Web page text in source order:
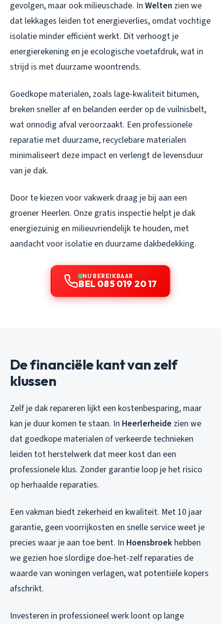
gevolgen, maar ook milieuschade. In Welten zien we
dat lekkages leiden tot energieverlies, omdat vochtige
isolatie minder efficiënt werkt. Dit verhoogt je
energierekening en je ecologische voetafdruk, wat in
strijd is met duurzame woontrends.
Goedkope materialen, zoals lage-kwaliteit bitumen,
breken sneller af en belanden eerder op de vuilnisbelt,
wat onnodig afval veroorzaakt. Een professionele
reparatie met duurzame, recyclebare materialen
minimaliseert deze impact en verlengt de levensduur
van je dak.
Door te kiezen voor vakwerk draag je bij aan een
groener Heerlen. Onze gratis inspectie helpt je dak
energiezuinig en milieuvriendelijk te houden, met
aandacht voor isolatie en duurzame dakbedekking.
NU BEREIKBAAR
BEL 085 019 20 17
De financiële kant van zelf
klussen
Zelf je dak repareren lijkt een kostenbesparing, maar
kan je duur komen te staan. In Heerlerheide zien we
dat goedkope materialen of verkeerde technieken
leiden tot herstelwerk dat meer kost dan een
professionele klus. Zonder garantie loop je het risico
op herhaalde reparaties.
Een vakman biedt zekerheid en kwaliteit. Met 10 jaar
garantie, geen voorrijkosten en snelle service weet je
precies waar je aan toe bent. In Hoensbroek hebben
we gezien hoe slordige doe-het-zelf reparaties de
waarde van woningen verlagen, wat potentiële kopers
afschrikt.
Investeren in professioneel werk loont op lange